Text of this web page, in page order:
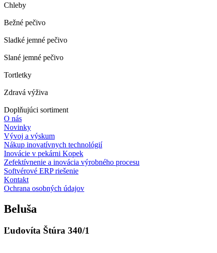
Chleby
Bežné pečivo
Sladké jemné pečivo
Slané jemné pečivo
Tortletky
Zdravá výživa
Doplňujúci sortiment
O nás
Novinky
Vývoj a výskum
Nákup inovatívnych technológií
Inovácie v pekárni Kopek
Zefektívnenie a inovácia výrobného procesu
Softvérové ERP riešenie
Kontakt
Ochrana osobných údajov
Beluša
Ľudovíta Štúra 340/1